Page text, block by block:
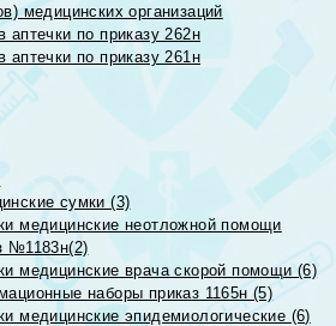
медицинских организаций
аптечки по приказу 262н
аптечки по приказу 261н
сумки (3)
медицинские неотложной помощи
№1183н(2)
медицинские врача скорой помощи (6)
наборы приказ 1165н (5)
медицинские эпидемиологические (6)